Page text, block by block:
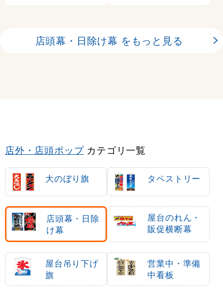
店頭幕・日除け幕 をもっと見る
店外・店頭ポップカテゴリ一覧
大のぼり旗 タペストリー
店頭幕・日除
け幕
屋台のれん・
販促横断幕
屋台吊り下げ
旗
営業中・準備
中看板